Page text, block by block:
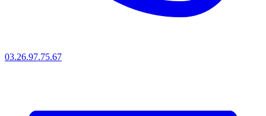
03.26.97.75.67